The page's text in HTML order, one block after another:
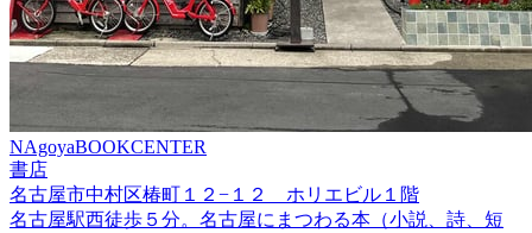
NAgoyaBOOKCENTER
書店
名古屋市中村区椿町１２−１２ ホリエビル１階
名古屋駅西徒歩５分。名古屋にまつわる本（小説、詩、短